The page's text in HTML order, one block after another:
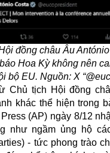
đồng châu Âu
Hoa Kỳ không nên
bộ EU. Nguồn: X
Chủ tịch Hội đồng
khác thể hiện trong
(AP) ngày 8/12
như ngầm ủng hộ
- tức phong trào